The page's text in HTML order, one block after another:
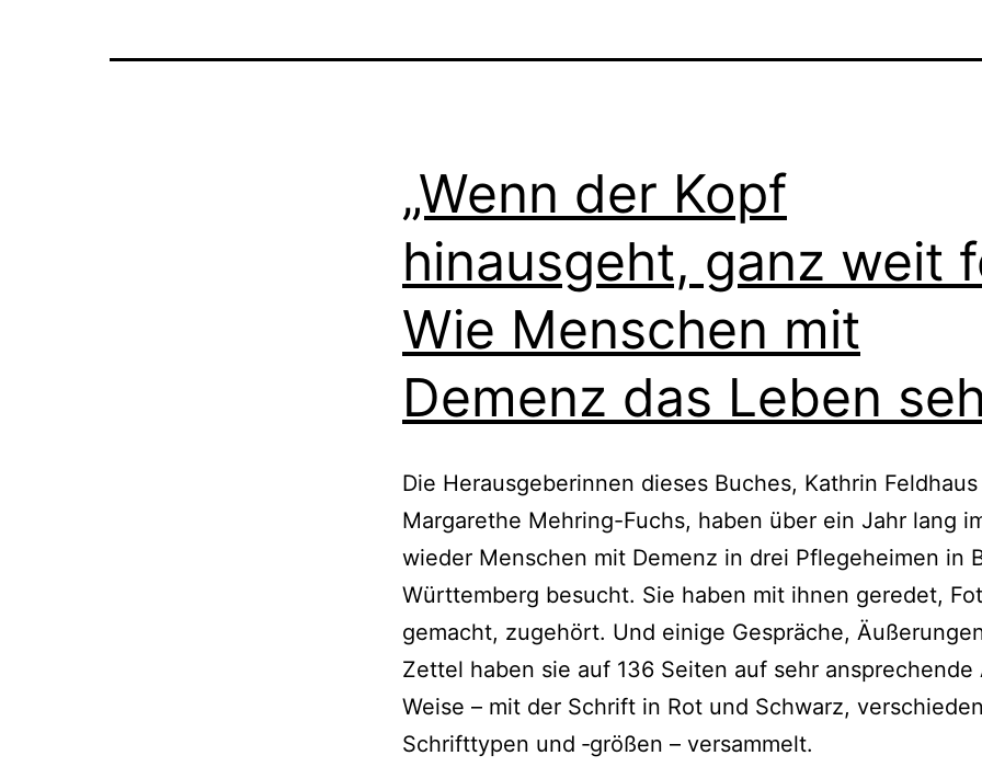
„Wenn der Kopf
hinausgeht, ganz weit
Wie Menschen mit
Demenz das Leben
Die Herausgeberinnen die­ses Buches, Kathrin
Margarethe Mehring-Fuchs, haben über ein Jahr lang
wie­der Menschen mit Demenz in drei Pflegeheimen in
Württemberg besucht. Sie haben mit ihnen gere­det,
gemacht, zuge­hört. Und eini­ge Gespräche,
Zettel haben sie auf 136 Seiten auf sehr anspre­chen­de
Weise – mit der Schrift in Rot und Schwarz,
Schrifttypen und ‑grö­ßen – versammelt.